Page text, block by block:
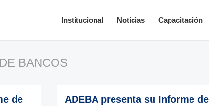
Institucional Noticias Capacitación
BANCOS
de
ADEBA presenta su Informe de